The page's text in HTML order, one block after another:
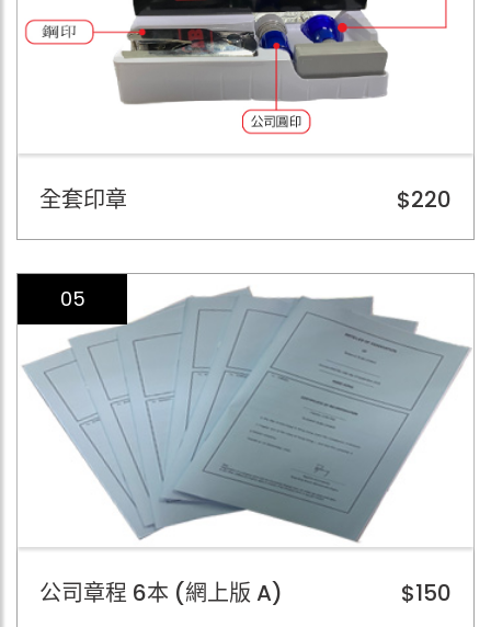
全套印章 $220
05
公司章程 6本 (網上版 A) $150